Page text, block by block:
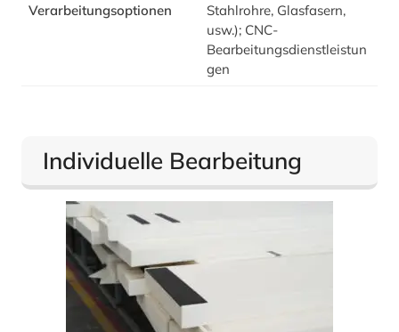
Verarbeitungsoptionen
Stahlrohre, Glasfasern,
usw.); CNC-
Bearbeitungsdienstleistun
gen
Individuelle Bearbeitung